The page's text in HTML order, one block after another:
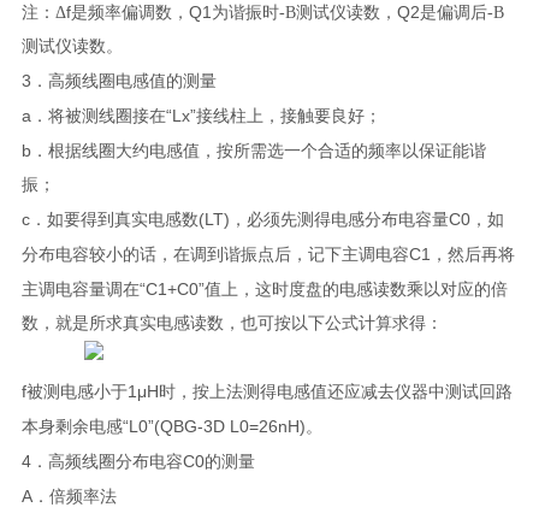
注：Δf是频率偏调数， Q1 为谐振时-B测试仪读数， Q2是偏调后-B
测试仪读数。
3 ．高频线圈电感值的测量
a ．将被测线圈接在“Lx”接线柱上，接触要良好；
b．根据线圈大约电感值，按所需选一个合适的频率以保证能谐
振；
c．如要得到真实电感数(LT) ，必须先测得电感分布电容量C0，如
分布电容较小的话，在调到谐振点后，记下主调电容C1 ，然后再将
主调电容量调在“C1+C0”值上，这时度盘的电感读数乘以对应的倍
数，就是所求真实电感读数，也可按以下公式计算求得：
f被测电感小于1 μH时，按上法测得电感值还应减去仪器中测试回路
本身剩余电感“L0”(QBG-3D L0=26nH) 。
4．高频线圈分布电容C0的测量
A．倍频率法